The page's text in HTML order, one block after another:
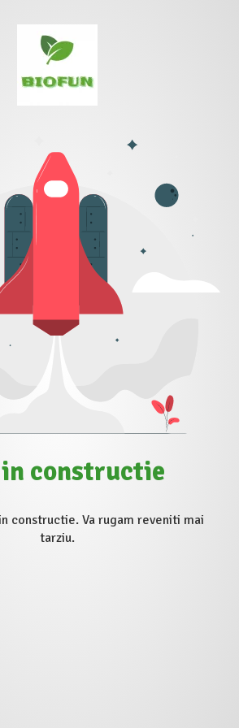
constructie
constructie. Va rugam reveniti mai
tarziu.